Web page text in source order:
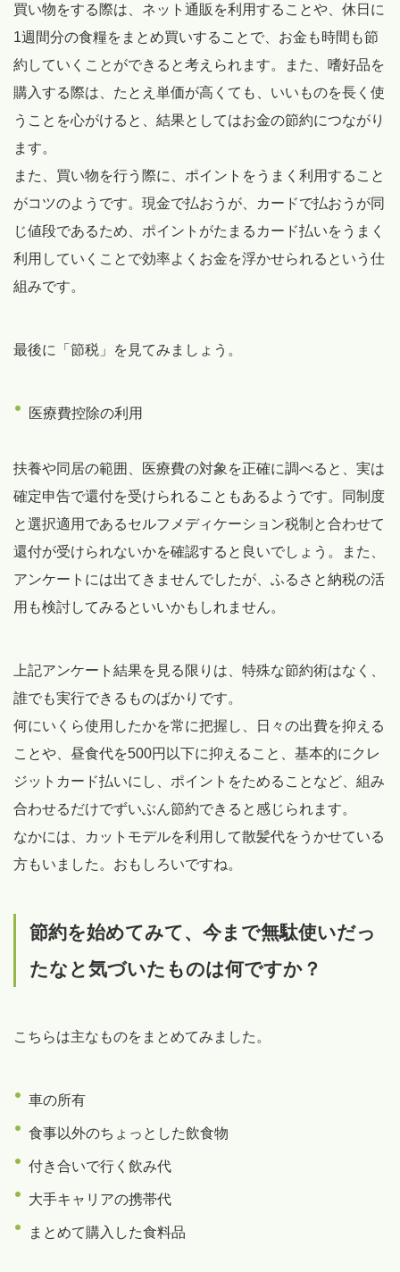
買い物をする際は、ネット通販を利用することや、休日に
1週間分の食糧をまとめ買いすることで、お金も時間も節
約していくことができると考えられます。また、嗜好品を
購入する際は、たとえ単価が高くても、いいものを長く使
うことを心がけると、結果としてはお金の節約につながり
ます。
また、買い物を行う際に、ポイントをうまく利用すること
がコツのようです。現金で払おうが、カードで払おうが同
じ値段であるため、ポイントがたまるカード払いをうまく
利用していくことで効率よくお金を浮かせられるという仕
組みです。
最後に「節税」を見てみましょう。
医療費控除の利用
扶養や同居の範囲、医療費の対象を正確に調べると、実は
確定申告で還付を受けられることもあるようです。同制度
と選択適用であるセルフメディケーション税制と合わせて
還付が受けられないかを確認すると良いでしょう。また、
アンケートには出てきませんでしたが、ふるさと納税の活
用も検討してみるといいかもしれません。
上記アンケート結果を見る限りは、特殊な節約術はなく、
誰でも実行できるものばかりです。
何にいくら使用したかを常に把握し、日々の出費を抑える
ことや、昼食代を500円以下に抑えること、基本的にクレ
ジットカード払いにし、ポイントをためることなど、組み
合わせるだけでずいぶん節約できると感じられます。
なかには、カットモデルを利用して散髪代をうかせている
方もいました。おもしろいですね。
節約を始めてみて、今まで無駄使いだっ
たなと気づいたものは何ですか？
こちらは主なものをまとめてみました。
車の所有
食事以外のちょっとした飲食物
付き合いで行く飲み代
大手キャリアの携帯代
まとめて購入した食料品